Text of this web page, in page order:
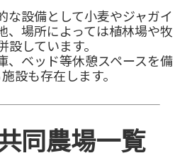
な設備として小麦やジャガイ
、場所によっては植林場や牧
設しています。
、ベッド等休憩スペースを備
設も存在します。
同農場一覧